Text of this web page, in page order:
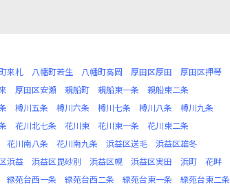
来札 八幡町若生 八幡町高岡 厚田区厚田
厚田区押琴
厚田区安瀬 親船町 親船東一条
親船東二条
樽川五条 樽川六条 樽川七条 樽川八条
樽川九条
花川北七条 花川東 花川東一条
花川東二条
花川南八条 花川南九条 浜益区送毛
浜益区雄冬
浜益 浜益区毘砂別 浜益区幌 浜益区実田 浜町
花畔
緑苑台西一条 緑苑台西二条 緑苑台東一条
緑苑台東二条